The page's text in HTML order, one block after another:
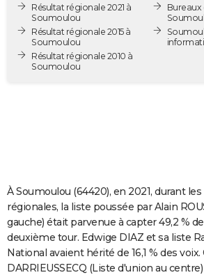
Destinations
City break
Voyage nature
Voyage de noces
Forum
PHOTO
GUIDES D'ACHAT
BONS PLANS
COPAINS D'AVANT
S'inscrire
Se connecter
Lycées
Collèges
Primaires
Universités
Entreprises
Service militaire
Avis de recherche
AVIS DE DÉCÈS
FORUM
Bricolage
Lifestyle
Culture
Sport
Auto
Television
Voyage
Cinema
Résultat régionale 2021 à
Soumoulou
Résultat régionale 2015 à
Soumoulou
Résultat régionale 2010 à
Soumoulou
Bureaux
À Soumoulou (64420), en 2021, durant
régionales, la liste poussée par Alain
gauche) était parvenue à capter 49,2 %
deuxième tour. Edwige DIAZ et sa liste
National avaient hérité de 16,1 % des
DARRIEUSSECQ (Liste d'union au